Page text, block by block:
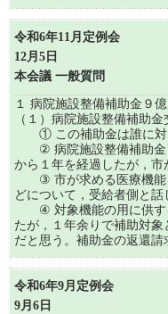
令和6年11月定例会
12月5日
本会議 一般質問
１ 病院施設整備補助金９
（１）病院施設整備補助
① この補助金は誰に対
② 病院施設整備補助金
から１年を経過したが，市
③ 市が求める医療機能
どについて，受給者側と話
④ 対象機能の用に供す
たが，１年余りで補助対
だと思う。補助金の返還請
令和6年9月定例会
9月6日